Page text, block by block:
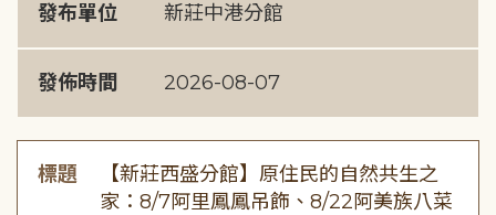
發布單位 新莊中港分館
發佈時間 2026-08-07
標題
【新莊西盛分館】原住民的自然共生之
家：8/7阿里鳳鳳吊飾、8/22阿美族八菜